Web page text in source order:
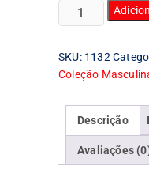
Camiseta
Masculina
quantidade
SKU: 1132
Coleção
Descrição
Avaliações